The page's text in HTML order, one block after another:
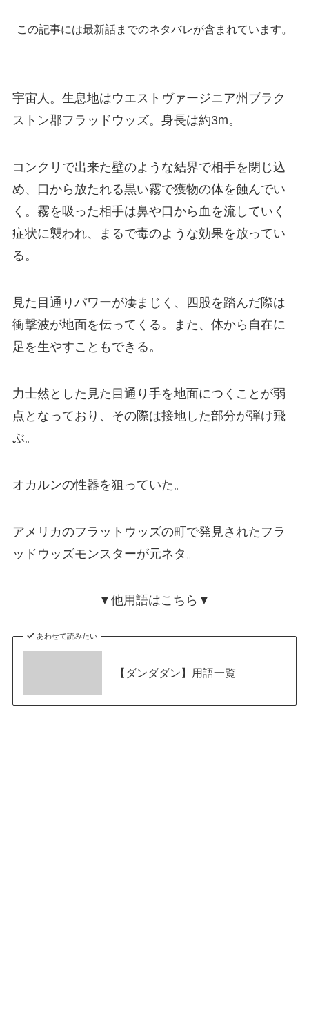
この記事には最新話までのネタバレが含まれています。
宇宙人。生息地はウエストヴァージニア州ブラク
ストン郡フラッドウッズ。身長は約3m。
コンクリで出来た壁のような結界で相手を閉じ込
め、口から放たれる黒い霧で獲物の体を蝕んでい
く。霧を吸った相手は鼻や口から血を流していく
症状に襲われ、まるで毒のような効果を放ってい
る。
見た目通りパワーが凄まじく、四股を踏んだ際は
衝撃波が地面を伝ってくる。また、体から自在に
足を生やすこともできる。
力士然とした見た目通り手を地面につくことが弱
点となっており、その際は接地した部分が弾け飛
ぶ。
オカルンの性器を狙っていた。
アメリカのフラットウッズの町で発見されたフラ
ッドウッズモンスターが元ネタ。
▼他用語はこちら▼
あわせて読みたい
【ダンダダン】用語一覧